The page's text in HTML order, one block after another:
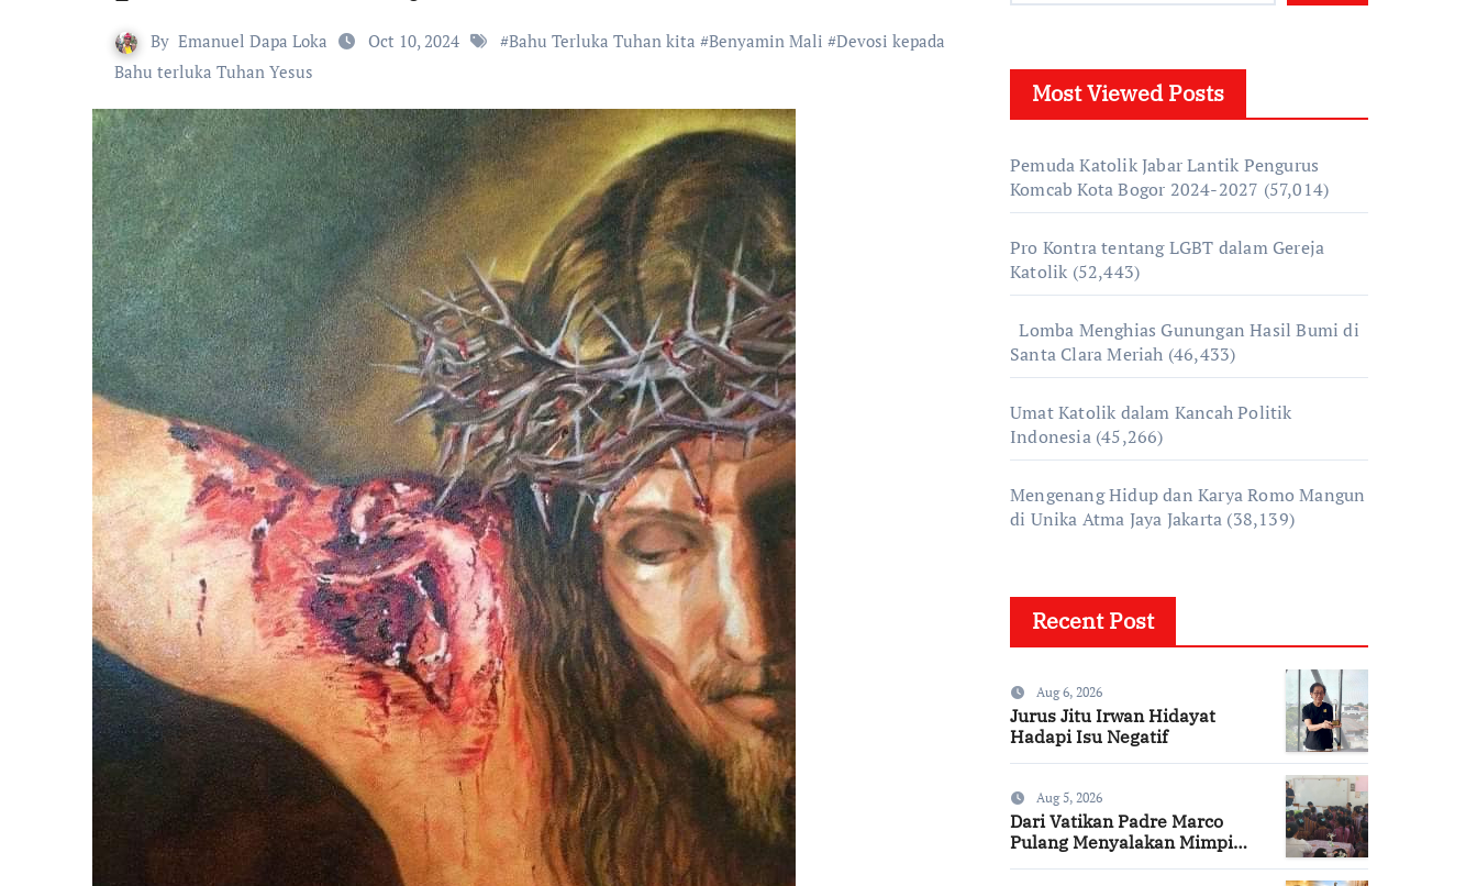
By Emanuel Dapa Loka Oct 10, 2024 #Bahu Terluka Tuhan kita #Benyamin Mali #Devosi kepada
Bahu terluka Tuhan Yesus
Most Viewed Posts
Pemuda Katolik Jabar Lantik Pengurus
Komcab Kota Bogor 2024-2027 (57,014)
Pro Kontra tentang LGBT dalam Gereja
Katolik (52,443)
Lomba Menghias Gunungan Hasil Bumi di
Santa Clara Meriah (46,433)
Umat Katolik dalam Kancah Politik
Indonesia (45,266)
Mengenang Hidup dan Karya Romo Mangun
di Unika Atma Jaya Jakarta (38,139)
Recent Post
Aug 6, 2026
Jurus Jitu Irwan Hidayat
Hadapi Isu Negatif
Aug 5, 2026
Dari Vatikan Padre Marco
Pulang Menyalakan Mimpi